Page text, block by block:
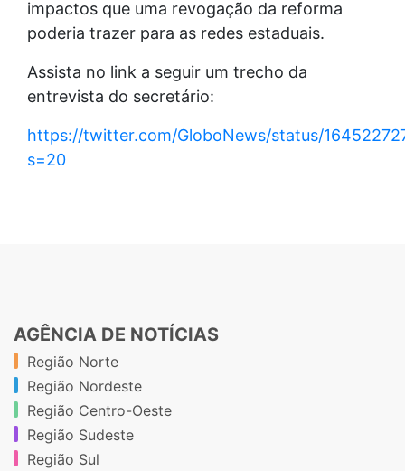
impactos que uma revogação da reforma
poderia trazer para as redes estaduais.
Assista no link a seguir um trecho da
entrevista do secretário:
https://twitter.com/GloboNews/status/
s=20
AGÊNCIA DE NOTÍCIAS
Região Norte
Região Nordeste
Região Centro-Oeste
Região Sudeste
Região Sul